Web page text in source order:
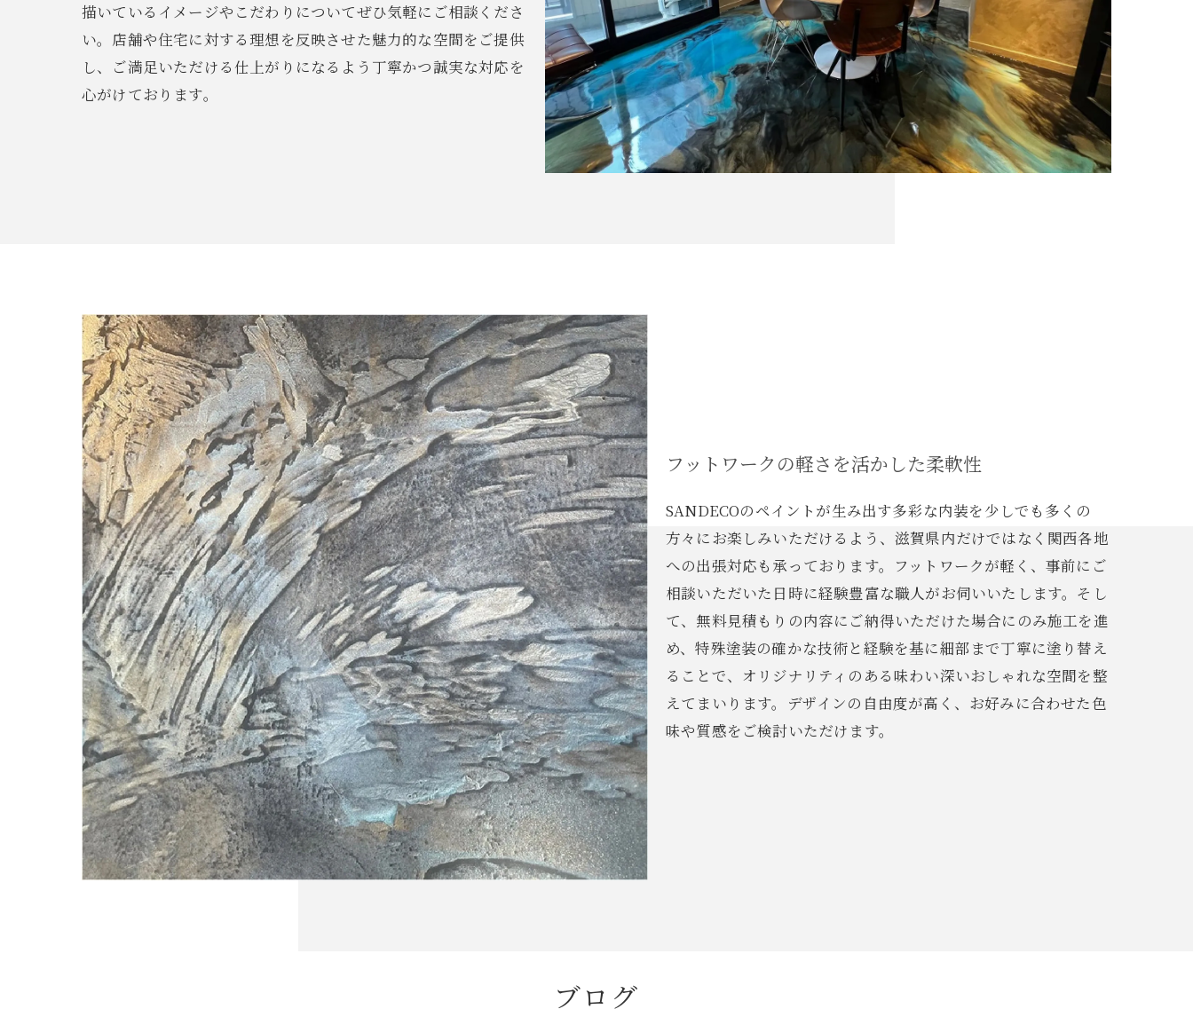
描いているイメージやこだわりについてぜひ気軽にご相談くださ
い。店舗や住宅に対する理想を反映させた魅力的な空間をご提供
し、ご満足いただける仕上がりになるよう丁寧かつ誠実な対応を
心がけております。
フットワークの軽さを活かした柔軟性
SANDECOのペイントが生み出す多彩な内装を少しでも多くの
方々にお楽しみいただけるよう、滋賀県内だけではなく関西各地
への出張対応も承っております。フットワークが軽く、事前にご
相談いただいた日時に経験豊富な職人がお伺いいたします。そし
て、無料見積もりの内容にご納得いただけた場合にのみ施工を進
め、特殊塗装の確かな技術と経験を基に細部まで丁寧に塗り替え
ることで、オリジナリティのある味わい深いおしゃれな空間を整
えてまいります。デザインの自由度が高く、お好みに合わせた色
味や質感をご検討いただけます。
ブログ